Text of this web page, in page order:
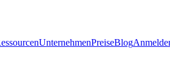
UnternehmenPreiseBlog